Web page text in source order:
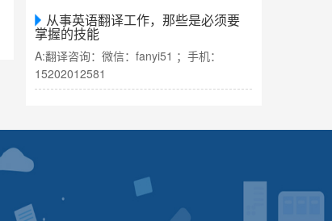
从事英语翻译工作，那些是必须要
掌握的技能
A:翻译咨询：微信：fanyi51 ；手机：
15202012581